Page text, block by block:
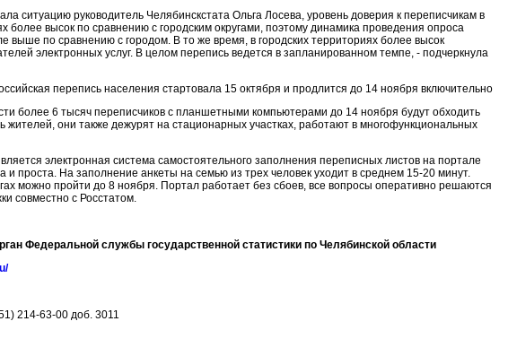
ситуацию руководитель Челябинскстата Ольга Лосева, уровень доверия к переписчикам в
более высок по сравнению с городским округами, поэтому динамика проведения опроса
выше по сравнению с городом. В то же время, в городских территориях более высок
электронных услуг. В целом перепись ведется в запланированном темпе, - подчеркнула
перепись населения стартовала 15 октября и продлится до 14 ноября включительно
более 6 тысяч переписчиков с планшетными компьютерами до 14 ноября будут обходить
жителей, они также дежурят на стационарных участках, работают в многофункциональных
электронная система самостоятельного заполнения переписных листов на портале
и проста. На заполнение анкеты на семью из трех человек уходит в среднем 15-20 минут.
можно пройти до 8 ноября. Портал работает без сбоев, все вопросы оперативно решаются
совместно с Росстатом.
Федеральной службы государственной статистики по Челябинской области
214-63-00 доб. 3011